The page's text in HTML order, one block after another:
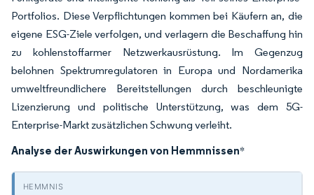
Portfolios. Diese Verpflichtungen kommen bei Käufern an, die
eigene ESG-Ziele verfolgen, und verlagern die Beschaffung hin
zu kohlenstoffarmer Netzwerkausrüstung. Im Gegenzug
belohnen Spektrumregulatoren in Europa und Nordamerika
umweltfreundlichere Bereitstellungen durch beschleunigte
Lizenzierung und politische Unterstützung, was dem 5G-
Enterprise-Markt zusätzlichen Schwung verleiht.
Analyse der Auswirkungen von Hemmnissen*